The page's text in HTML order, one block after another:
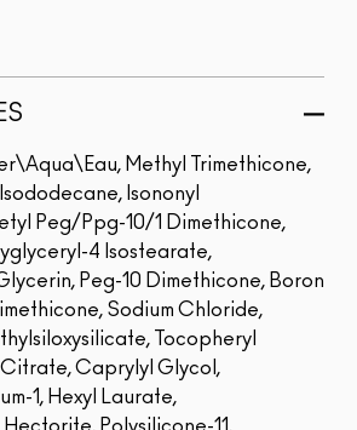
Methyl Trimethicone,
Isononyl
Peg/Ppg-10/1 Dimethicone,
4 Isostearate,
Peg-10 Dimethicone, Boron
Sodium Chloride,
Tocopheryl
Caprylyl Glycol,
1, Hexyl Laurate,